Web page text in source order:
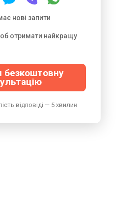
нові запити
отримати найкращу
безкоштовну
відповіді — 5 хвилин